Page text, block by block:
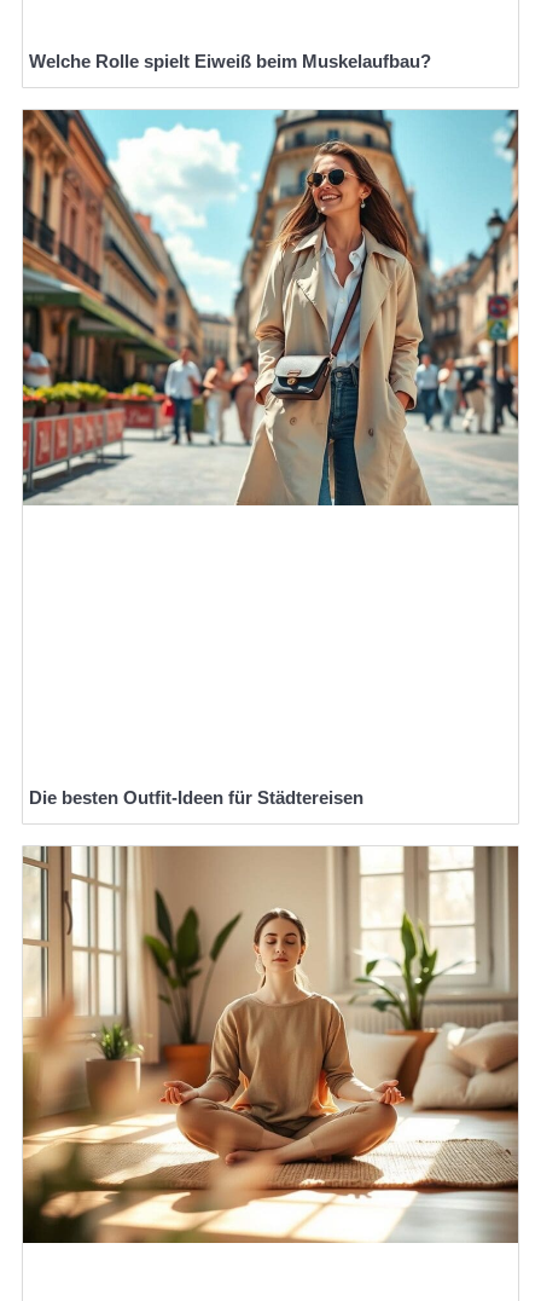
Welche Rolle spielt Eiweiß beim Muskelaufbau?
Die besten Outfit-Ideen für Städtereisen